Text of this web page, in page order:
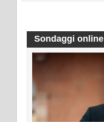
Sondaggi online